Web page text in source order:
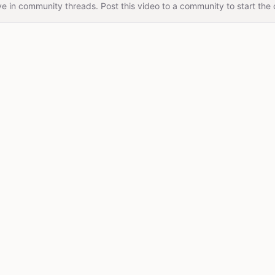
in community threads. Post this video to a community to start the